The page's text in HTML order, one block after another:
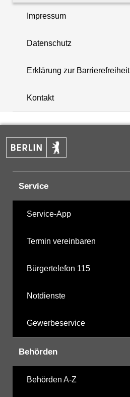
Filterunterkante
+
−
Impressum
Datenschutz
Erklärung zur Barrierefreiheit
Kontakt
Service
Service-App
Termin vereinbaren
Bürgertelefon 115
Notdienste
Gewerbeservice
Behörden
Behörden A-Z